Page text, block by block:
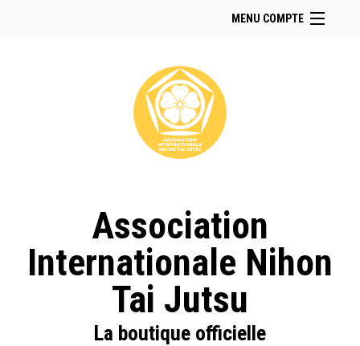
MENU COMPTE
Retour à notre site
Facebook
Instagram
Se connecter
Association
Internationale Nihon
Tai Jutsu
La boutique officielle